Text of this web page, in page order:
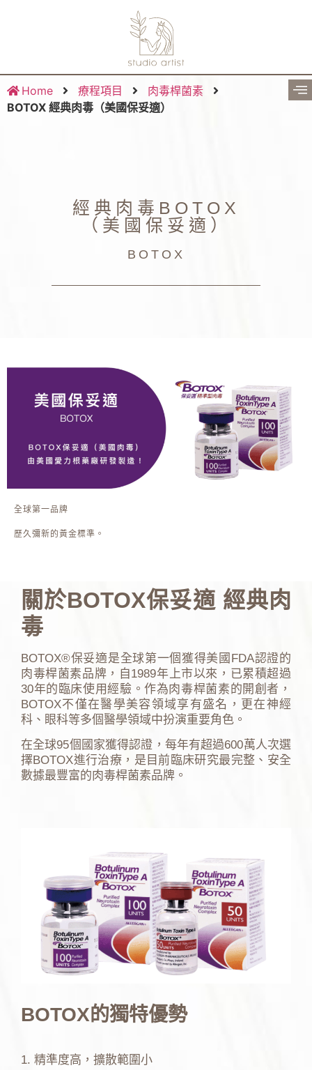
Home 療程項目
肉毒桿菌素
BOTOX 經典肉毒（美國保妥適）
經典肉毒BOTOX
（美國保妥適）
BOTOX
全球第一品牌
歷久彌新的黃金標準。
關於BOTOX保妥適 經典肉
毒
BOTOX®保妥適是全球第一個獲得美國FDA認證的
肉毒桿菌素品牌，自1989年上市以來，已累積超過
30年的臨床使用經驗。作為肉毒桿菌素的開創者，
BOTOX不僅在醫學美容領域享有盛名，更在神經
科、眼科等多個醫學領域中扮演重要角色。
在全球95個國家獲得認證，每年有超過600萬人次選
擇BOTOX進行治療，是目前臨床研究最完整、安全
數據最豐富的肉毒桿菌素品牌。
BOTOX的獨特優勢
1. 精準度高，擴散範圍小